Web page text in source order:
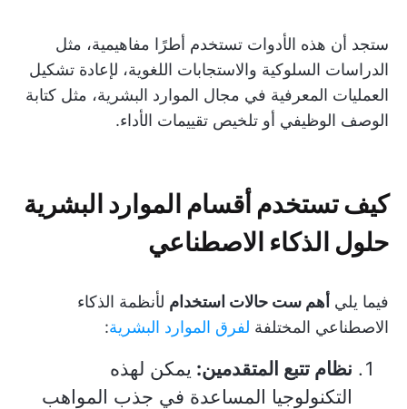
ستجد أن هذه الأدوات تستخدم أطرًا مفاهيمية، مثل
الدراسات السلوكية والاستجابات اللغوية، لإعادة تشكيل
العمليات المعرفية في مجال الموارد البشرية، مثل كتابة
الوصف الوظيفي أو تلخيص تقييمات الأداء.
كيف تستخدم أقسام الموارد البشرية
حلول الذكاء الاصطناعي
فيما يلي أهم ست حالات استخدام لأنظمة الذكاء
الاصطناعي المختلفة لفرق الموارد البشرية:
نظام تتبع المتقدمين: يمكن لهذه
التكنولوجيا المساعدة في جذب المواهب